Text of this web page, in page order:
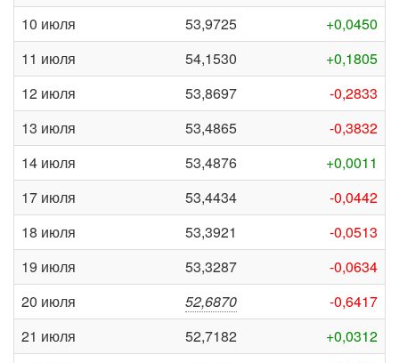
10 июля
53,9725
+0,0450
11 июля
54,1530
+0,1805
12 июля
53,8697
-0,2833
13 июля
53,4865
-0,3832
14 июля
53,4876
+0,0011
17 июля
53,4434
-0,0442
18 июля
53,3921
-0,0513
19 июля
53,3287
-0,0634
20 июля
52,6870
-0,6417
21 июля
52,7182
+0,0312